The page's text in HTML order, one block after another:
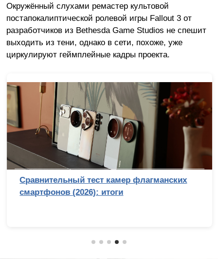
Окружённый слухами ремастер культовой
постапокалиптической ролевой игры Fallout 3 от
разработчиков из Bethesda Game Studios не спешит
выходить из тени, однако в сети, похоже, уже
циркулируют геймплейные кадры проекта.
Сравнительный тест камер флагманских
смартфонов (2026): итоги